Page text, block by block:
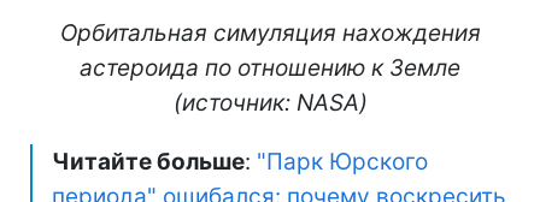
Орбитальная симуляция нахождения
астероида по отношению к Земле
(источник: NASA)
Читайте больше: "Парк Юрского
периода" ошибался: почему воскресить